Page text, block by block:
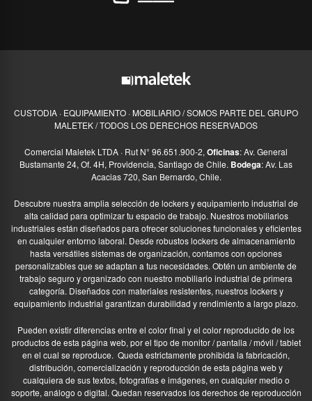
CUSTODIA · EQUIPAMIENTO · MOBILIARIO / SOMOS PARTE DEL GRUPO
MALETEK / TODOS LOS DERECHOS RESERVADOS
Comercial Maletek LTDA · Rut N° 96.651.900-2, Oficinas: Av. General
Bustamante 24, Of. 4H, Providencia, Santiago de Chile. Bodega: Av. Las
Acacias 720, San Bernardo, Chile.
Descubre nuestra amplia selección de lockers y equipamiento industrial de
alta calidad para optimizar tu espacio de trabajo. Nuestros mobiliarios
industriales están diseñados para ofrecer soluciones funcionales y eficientes
en cualquier entorno laboral. Desde robustos lockers de almacenamiento
hasta versátiles sistemas de organización, contamos con opciones
personalizables que se adaptan a tus necesidades. Obtén un ambiente de
trabajo seguro y organizado con nuestro mobiliario industrial de primera
categoría. Diseñados con materiales resistentes, nuestros lockers y
equipamiento industrial garantizan durabilidad y rendimiento a largo plazo.
Pueden existir diferencias entre el color final y el color reproducido de los
productos de esta página web, por el tipo de monitor / pantalla / móvil / tablet
en el cual se reproduce. Queda estrictamente prohibida la fabricación,
distribución, comercialización y reproducción de esta página web y
cualquiera de sus textos, fotografías e imágenes, en cualquier medio o
soporte, análogo o digital. Quedan reservados los derechos de reproducción